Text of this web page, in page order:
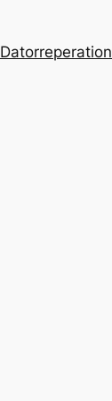
Datorreperation